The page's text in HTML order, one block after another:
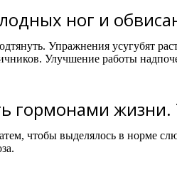
ног и
Упражнения усугубят
Улучшение работы
гормонами
чтобы выделялось в норме